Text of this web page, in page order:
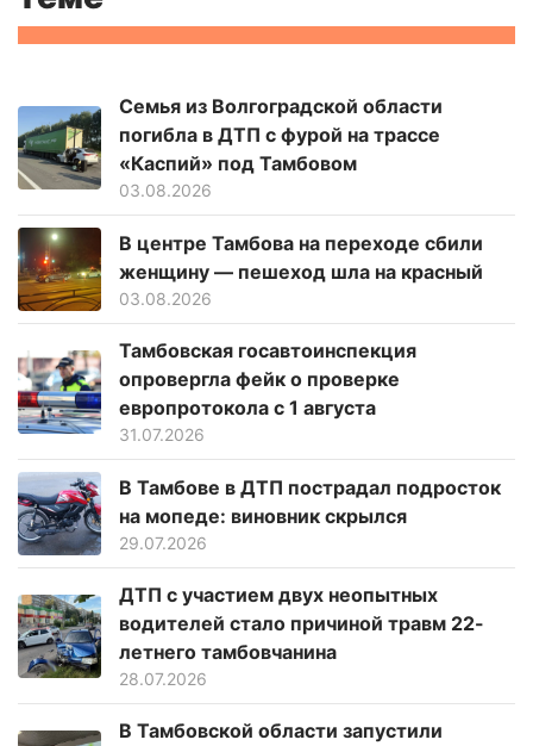
Семья из Волгоградской области
погибла в ДТП с фурой на трассе
«Каспий» под Тамбовом
03.08.2026
В центре Тамбова на переходе сбили
женщину — пешеход шла на красный
03.08.2026
Тамбовская госавтоинспекция
опровергла фейк о проверке
европротокола с 1 августа
31.07.2026
В Тамбове в ДТП пострадал подросток
на мопеде: виновник скрылся
29.07.2026
ДТП с участием двух неопытных
водителей стало причиной травм 22-
летнего тамбовчанина
28.07.2026
В Тамбовской области запустили